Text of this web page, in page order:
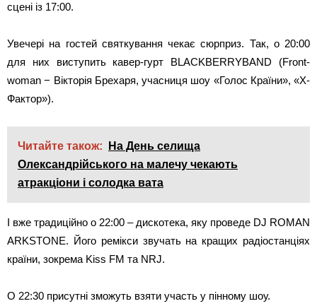
сцені із 17:00.
Увечері на гостей святкування чекає сюрприз. Так, о 20:00
для них виступить кавер-гурт BLACKBERRYBAND (Front-
woman − Вікторія Брехаря, учасниця шоу «Голос Країни», «Х-
Фактор»).
Читайте також:
На День селища
Олександрійського на малечу чекають
атракціони і солодка вата
І вже традиційно о 22:00 – дискотека, яку проведе DJ ROMAN
ARKSTONE. Його ремікси звучать на кращих радіостанціях
країни, зокрема Kiss FM та NRJ.
О 22:30 присутні зможуть взяти участь у пінному шоу.